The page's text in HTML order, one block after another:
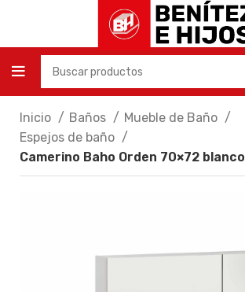
Inicio Baños
Mueble de Baño
Espejos de baño
Camerino Baho Orden 70×72 blanco